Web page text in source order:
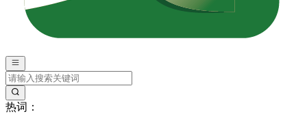
热词：